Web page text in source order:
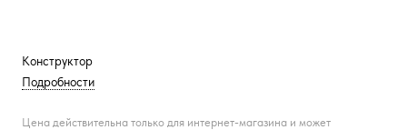
Конструктор
Подробности
Цена действительна только для интернет-магазина и может